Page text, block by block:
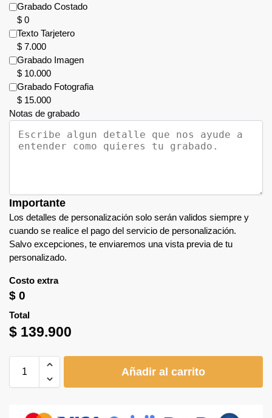
Grabado Costado
$ 0
Texto Tarjetero
$ 7.000
Grabado Imagen
$ 10.000
Grabado Fotografia
$ 15.000
Notas de grabado
Importante
Los detalles de personalización solo serán validos siempre y
cuando se realice el pago del servicio de personalización.
Salvo excepciones, te enviaremos una vista previa de tu
personalizado.
Costo extra
$ 0
Total
$ 139.900
Añadir al carrito